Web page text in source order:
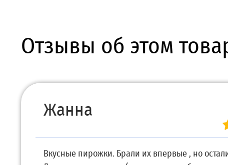
Отзывы об этом
Жанна
Вкусные пирожки. Брали их впервые , но